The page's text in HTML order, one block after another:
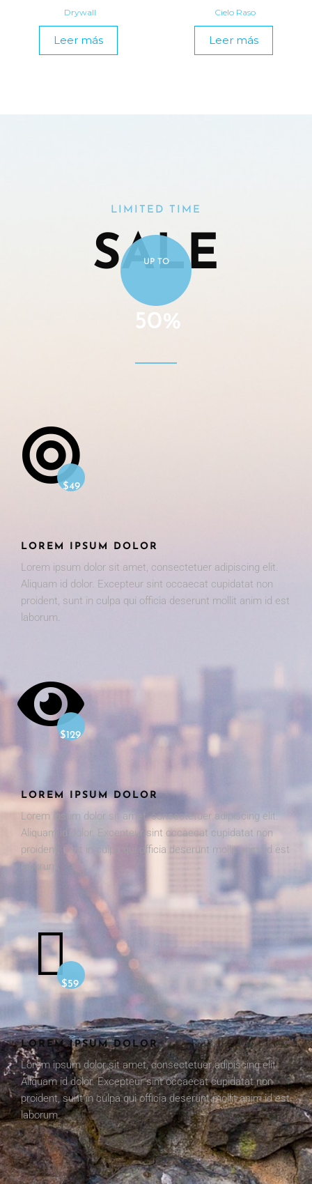
Drywall
Leer más
Cielo Raso
Leer más
LIMITED TIME
SALE
UP TO
50%
$49
LOREM IPSUM DOLOR
Lorem ipsum dolor sit amet, consectetuer adipiscing elit.
Aliquam id dolor. Excepteur sint occaecat cupidatat non
proident, sunt in culpa qui officia deserunt mollit anim id est
laborum.
$129
LOREM IPSUM DOLOR
Lorem ipsum dolor sit amet, consectetuer adipiscing elit.
Aliquam id dolor. Excepteur sint occaecat cupidatat non
proident, sunt in culpa qui officia deserunt mollit anim id est
laborum.
$59
LOREM IPSUM DOLOR
Lorem ipsum dolor sit amet, consectetuer adipiscing elit.
Aliquam id dolor. Excepteur sint occaecat cupidatat non
proident, sunt in culpa qui officia deserunt mollit anim id est
laborum.